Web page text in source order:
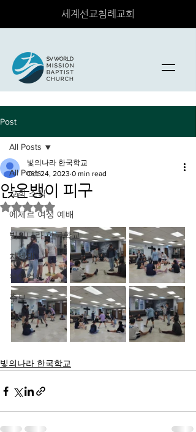
세계선교침례교회
Post
All Posts
교회 소식
에제르 여성 예배
빛의나라 한국학교
차세대
목양컬럼
주보
All Posts
앉은뱅이 피구
빛의나라 한국학교
Oct 24, 2023 0 min read
Rated NaN out of 5 stars.
빛의나라 한국학교